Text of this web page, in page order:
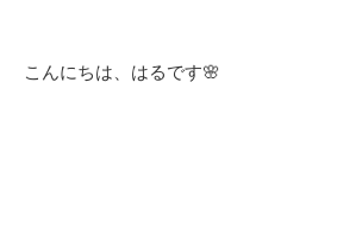
こんにちは、はるです🌸